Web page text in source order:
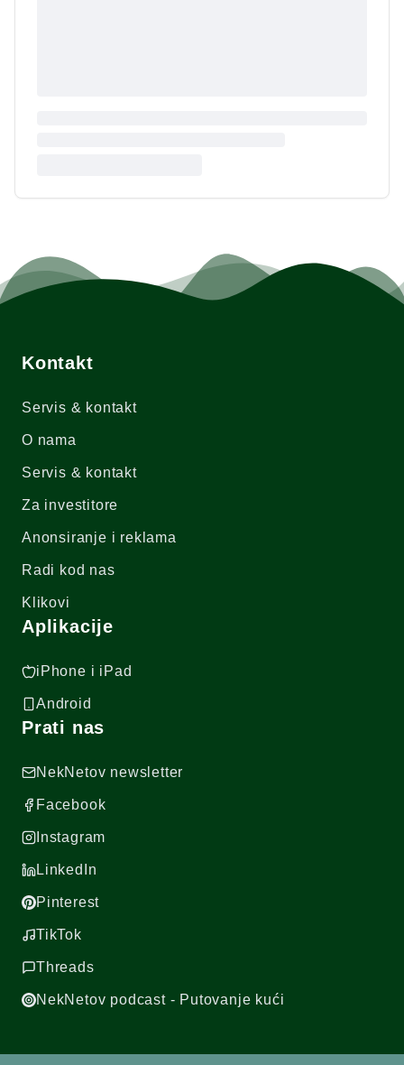
Kontakt
Servis & kontakt
O nama
Servis & kontakt
Za investitore
Anonsiranje i reklama
Radi kod nas
Klikovi
Aplikacije
iPhone i iPad
Android
Prati nas
NekNetov newsletter
Facebook
Instagram
LinkedIn
Pinterest
TikTok
Threads
NekNetov podcast - Putovanje kući